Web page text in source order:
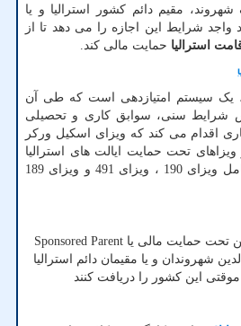
به یک شهروند، مقیم دائم کشور استرالیا و یا
واجد شرایط این اجازه را می دهد تا از
استرالیا حمایت مالی کند.
یک سیستم امتیازدهی است که طی آن
شرایط سنی، سوابق کاری و تحصیلی
اقدام می کند که ویزای اسکیل ورکر
تحت حمایت ایالت های استرالیا
می شود. این ویزا شامل ویزای 190 ، ویزای 491 و ویزای 189
تحت حمایت مالی یا Sponsored Parent
870) والدین شهروندان و یا مقیمان دائم استرالیا
این کشور را دریافت کنند